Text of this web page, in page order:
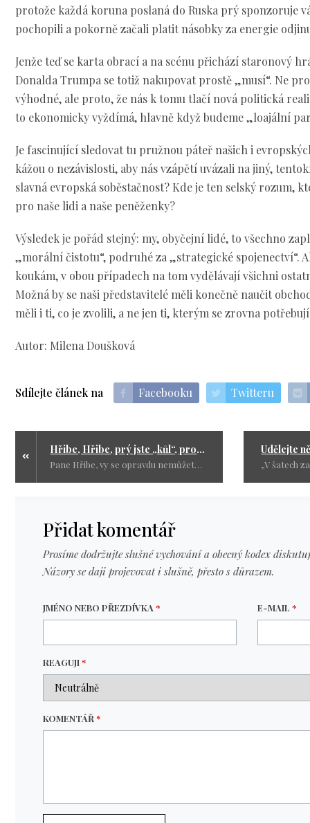
protože každá koruna poslaná do Ruska prý sponzoruje
pochopili a pokorně začali platit násobky za energie
Jenže teď se karta obrací a na scénu přichází staronový
Donalda Trumpa se totiž nakupovat prostě „musí“. Ne
výhodné, ale proto, že nás k tomu tlačí nová politická
to ekonomicky vyždímá, hlavně když budeme „loajální
Je fascinující sledovat tu pružnou páteř našich i
kážou o nezávislosti, aby nás vzápětí uvázali na jiný,
slavná evropská soběstačnost? Kde je ten selský rozum,
pro naše lidi a naše peněženky?
Výsledek je pořád stejný: my, obyčejní lidé, to všechno
„morální čistotu“, podruhé za „strategické spojenectví“.
koukám, v obou případech na tom vydělávají všichni
Možná by se naši představitelé měli konečně naučit
měli i ti, co je zvolili, a ne jen ti, kterým se zrovna
Autor: Milena Doušková
Sdílejte článek na Facebooku Twitteru
Hřibe, Hřibe, prý jste „kůl“, pro mne jste jen pouhý „vůl“
Pane Hřibe, vy se opravdu nemůžete pasovat na morální maják této společnosti. Na to má právo jen člověk, který nelže, nepodvádí a nepokouší se z lidí dělat idioty skrze průhledné výmluvy.
Přidat komentář
Prosíme dodržujte slušné vychování a obecný kodex
Názory se daji projevovat i slušně, přesto s důrazem.
JMÉNO NEBO PŘEZDÍVKA* E-MAIL*
REAGUJI*
KOMENTÁŘ*